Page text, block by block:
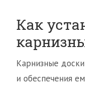
Как
Карнизные
и обеспечения